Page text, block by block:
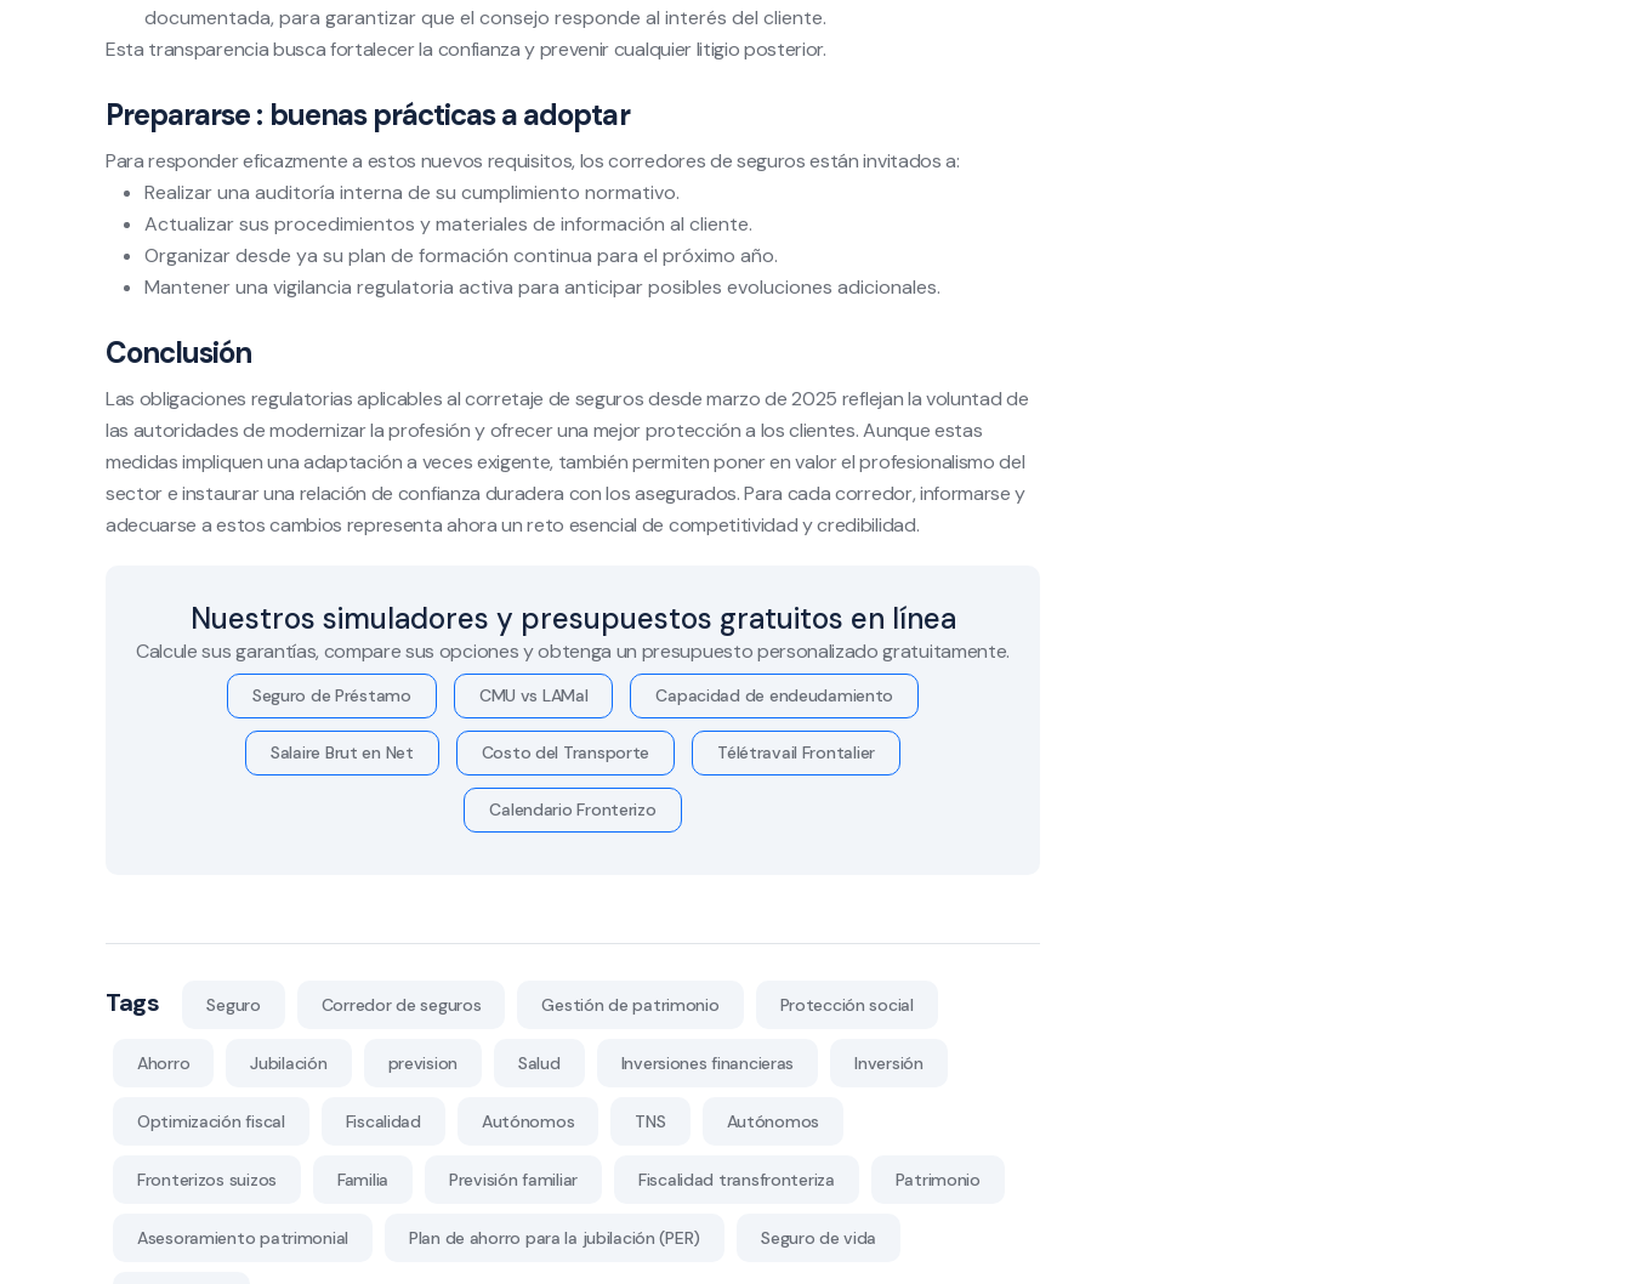
documentada, para garantizar que el consejo responde al interés del cliente.
Esta transparencia busca fortalecer la confianza y prevenir cualquier litigio posterior.
Prepararse : buenas prácticas a adoptar
Para responder eficazmente a estos nuevos requisitos, los corredores de seguros están invitados a:
Realizar una auditoría interna de su cumplimiento normativo.
Actualizar sus procedimientos y materiales de información al cliente.
Organizar desde ya su plan de formación continua para el próximo año.
Mantener una vigilancia regulatoria activa para anticipar posibles evoluciones adicionales.
Conclusión
Las obligaciones regulatorias aplicables al corretaje de seguros desde marzo de 2025 reflejan la voluntad de
las autoridades de modernizar la profesión y ofrecer una mejor protección a los clientes. Aunque estas
medidas impliquen una adaptación a veces exigente, también permiten poner en valor el profesionalismo del
sector e instaurar una relación de confianza duradera con los asegurados. Para cada corredor, informarse y
adecuarse a estos cambios representa ahora un reto esencial de competitividad y credibilidad.
Nuestros simuladores y presupuestos gratuitos en línea
Calcule sus garantías, compare sus opciones y obtenga un presupuesto personalizado gratuitamente.
Seguro de Préstamo CMU vs LAMal Capacidad de endeudamiento
Salaire Brut en Net Costo del Transporte Télétravail Frontalier
Calendario Fronterizo
Tags Seguro Corredor de seguros Gestión de patrimonio Protección social
Ahorro Jubilación prevision Salud Inversiones financieras Inversión
Optimización fiscal Fiscalidad Autónomos TNS Autónomos
Fronterizos suizos Familia Previsión familiar Fiscalidad transfronteriza Patrimonio
Asesoramiento patrimonial Plan de ahorro para la jubilación (PER) Seguro de vida